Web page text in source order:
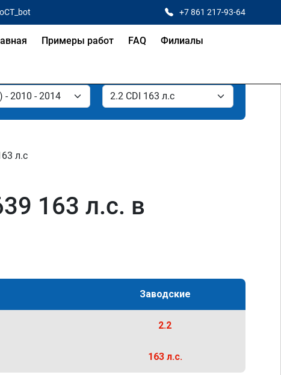
+7 861 217-93-64
Примеры работ FAQ Филиалы
л.с
163 л.с. в
Заводские
2.2
163 л.с.